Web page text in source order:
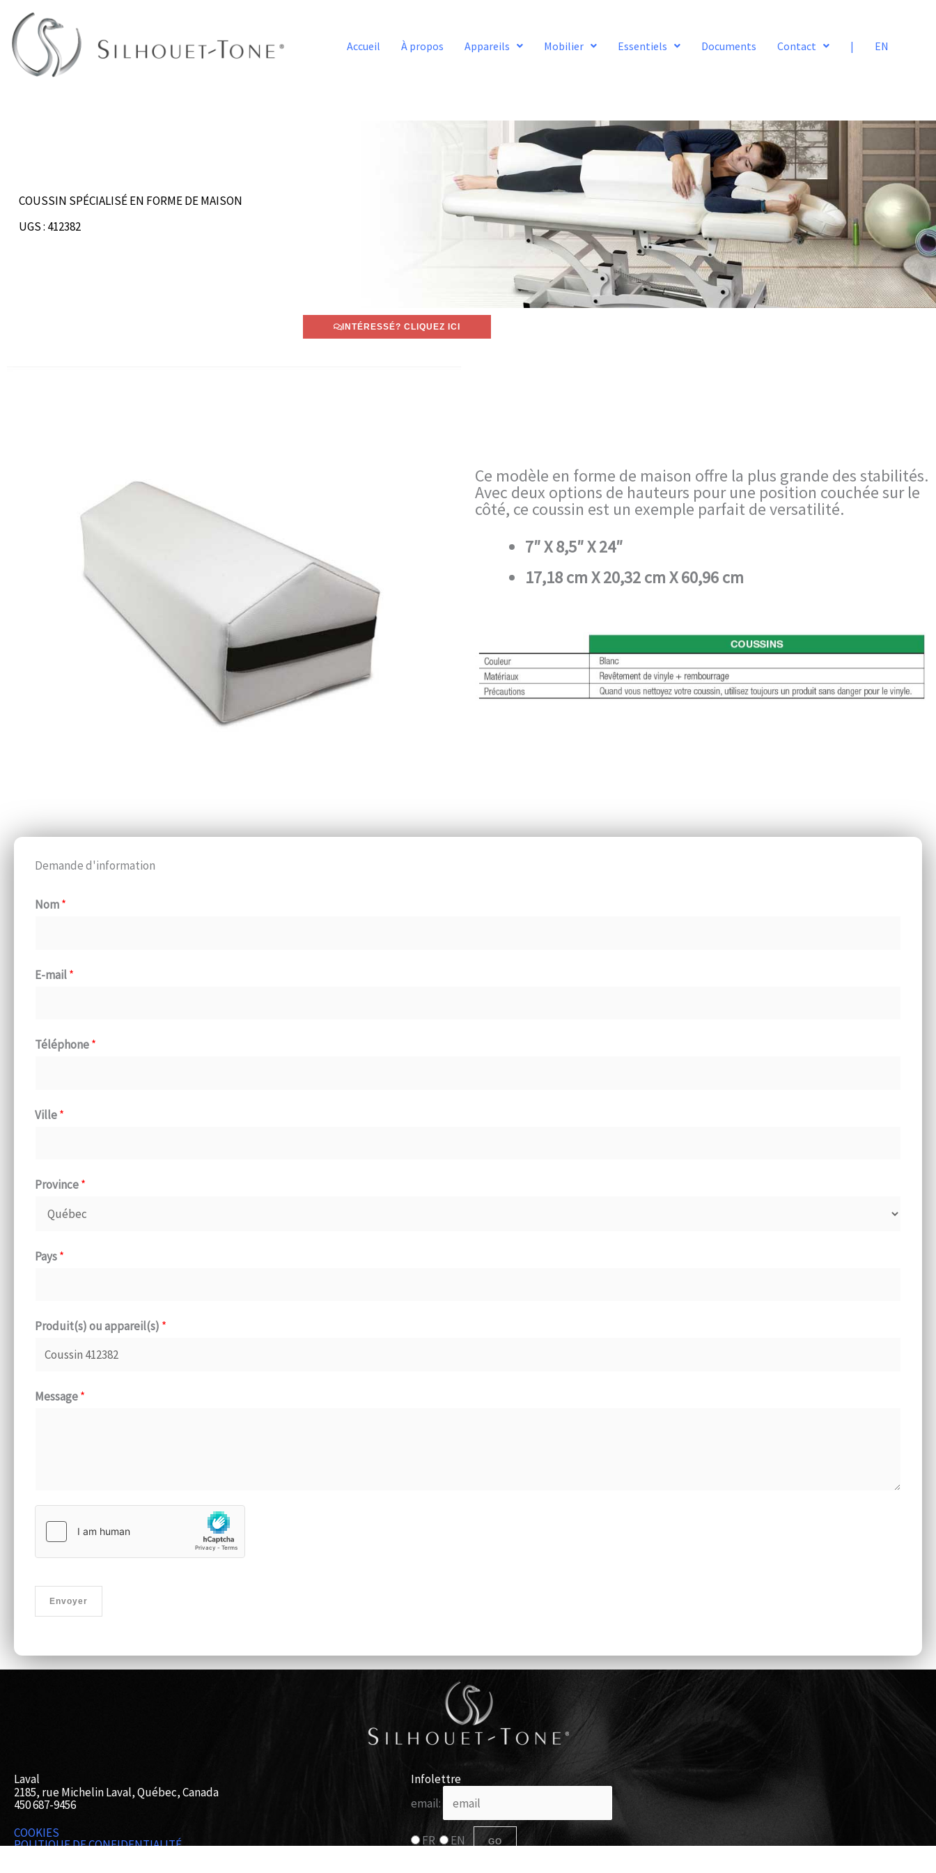
contenu
Accueil À propos Appareils Mobilier Essentiels Documents Contact | EN
COUSSIN SPÉCIALISÉ EN FORME DE MAISON
UGS : 412382
INTÉRESSÉ? CLIQUEZ ICI
Ce modèle en forme de maison offre la plus grande des stabilités.
Avec deux options de hauteurs pour une position couchée sur le
côté, ce coussin est un exemple parfait de versatilité.
7″ X 8,5″ X 24″
17,18 cm X 20,32 cm X 60,96 cm
Demande d'information
Nom*
E-mail*
Téléphone*
Ville*
Province*
Pays*
Produit(s) ou appareil(s) *
Message*
Envoyer
Laval
2185, rue Michelin Laval, Québec, Canada
450 687-9456
COOKIES
POLITIQUE DE CONFIDENTIALITÉ
Infolettre
email:
FR EN